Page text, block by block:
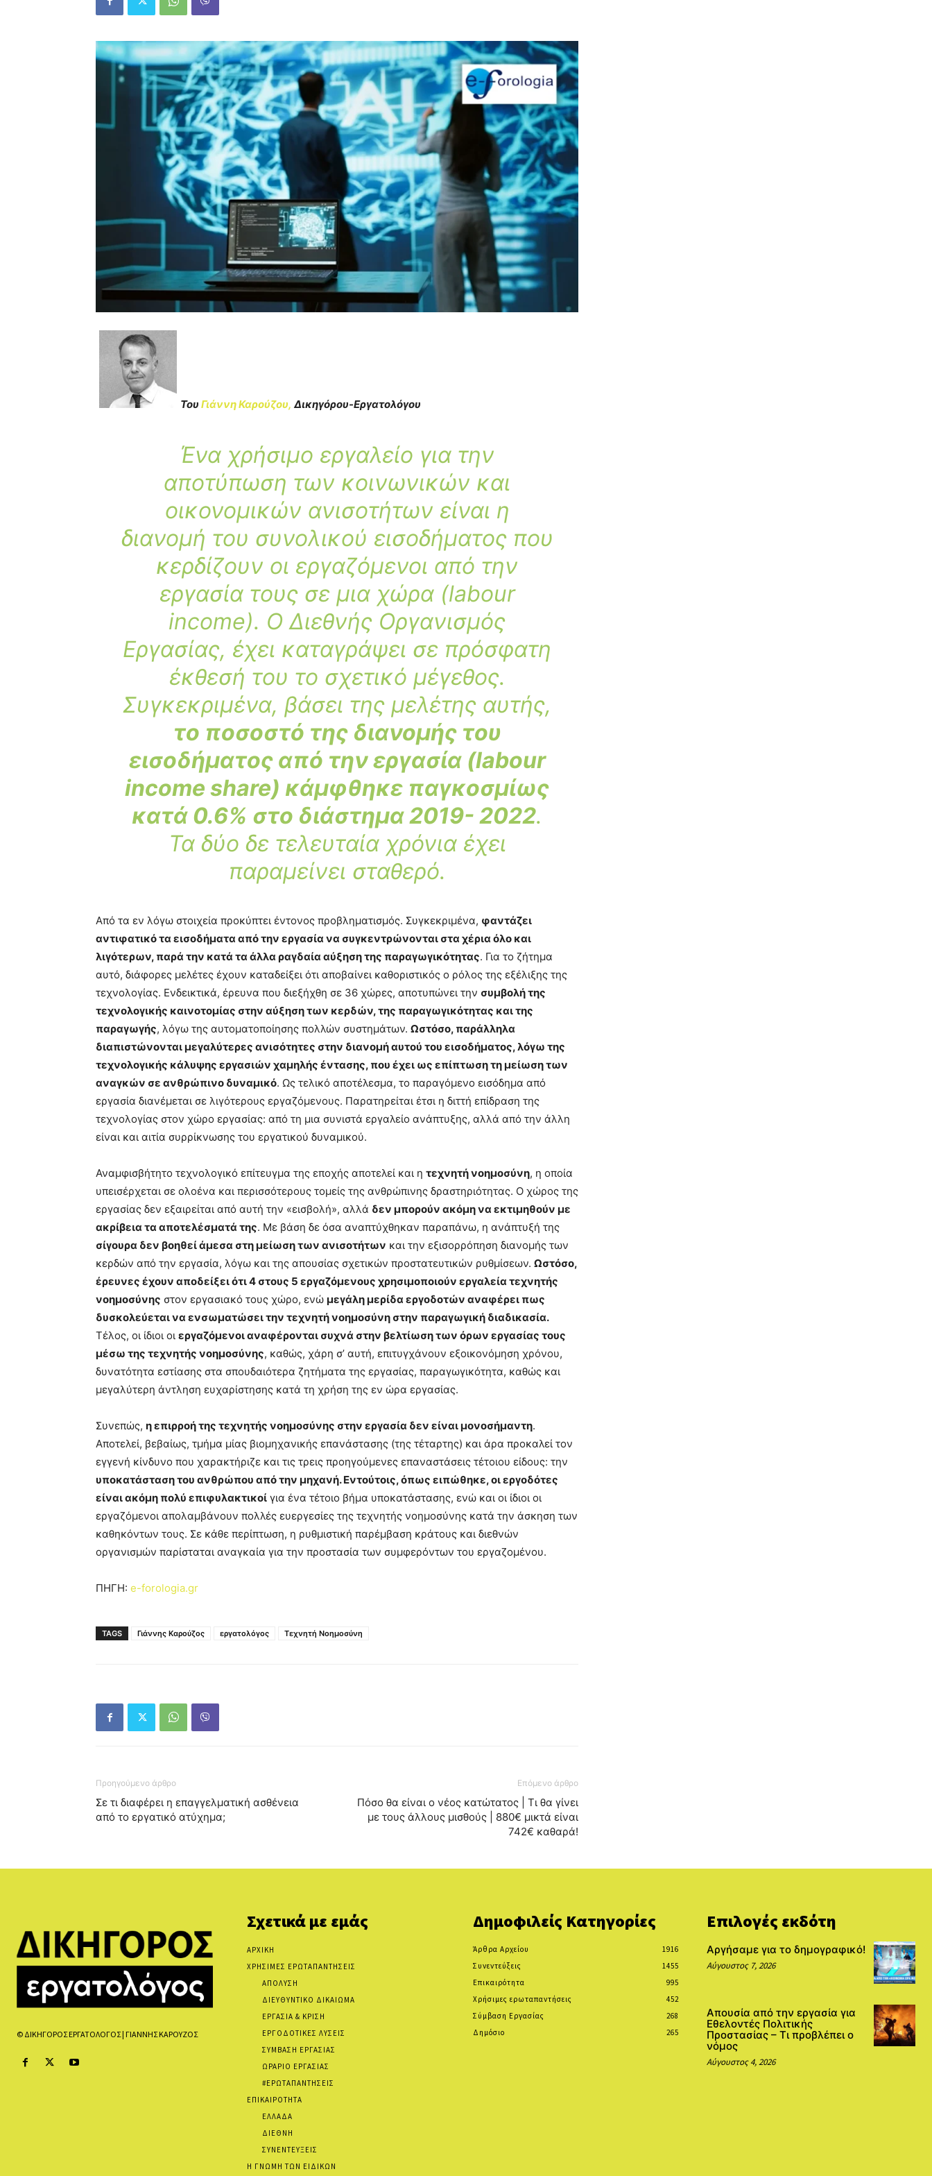
Του Γιάννη Καρούζου, Δικηγόρου-Εργατολόγου
Ένα χρήσιμο εργαλείο για την
αποτύπωση των κοινωνικών και
οικονομικών ανισοτήτων είναι η
διανομή του συνολικού εισοδήματος που
κερδίζουν οι εργαζόμενοι από την
εργασία τους σε μια χώρα (labour
income). Ο Διεθνής Οργανισμός
Εργασίας, έχει καταγράψει σε πρόσφατη
έκθεσή του το σχετικό μέγεθος.
Συγκεκριμένα, βάσει της μελέτης αυτής,
το ποσοστό της διανομής του
εισοδήματος από την εργασία (labour
income share) κάμφθηκε παγκοσμίως
κατά 0.6% στο διάστημα 2019- 2022.
Τα δύο δε τελευταία χρόνια έχει
παραμείνει σταθερό.
Από τα εν λόγω στοιχεία προκύπτει έντονος προβληματισμός. Συγκεκριμένα, φαντάζει
αντιφατικό τα εισοδήματα από την εργασία να συγκεντρώνονται στα χέρια όλο και
λιγότερων, παρά την κατά τα άλλα ραγδαία αύξηση της παραγωγικότητας. Για το ζήτημα
αυτό, διάφορες μελέτες έχουν καταδείξει ότι αποβαίνει καθοριστικός ο ρόλος της εξέλιξης της
τεχνολογίας. Ενδεικτικά, έρευνα που διεξήχθη σε 36 χώρες, αποτυπώνει την συμβολή της
τεχνολογικής καινοτομίας στην αύξηση των κερδών, της παραγωγικότητας και της
παραγωγής, λόγω της αυτοματοποίησης πολλών συστημάτων. Ωστόσο, παράλληλα
διαπιστώνονται μεγαλύτερες ανισότητες στην διανομή αυτού του εισοδήματος, λόγω της
τεχνολογικής κάλυψης εργασιών χαμηλής έντασης, που έχει ως επίπτωση τη μείωση των
αναγκών σε ανθρώπινο δυναμικό. Ως τελικό αποτέλεσμα, το παραγόμενο εισόδημα από
εργασία διανέμεται σε λιγότερους εργαζόμενους. Παρατηρείται έτσι η διττή επίδραση της
τεχνολογίας στον χώρο εργασίας: από τη μια συνιστά εργαλείο ανάπτυξης, αλλά από την άλλη
είναι και αιτία συρρίκνωσης του εργατικού δυναμικού.
Αναμφισβήτητο τεχνολογικό επίτευγμα της εποχής αποτελεί και η τεχνητή νοημοσύνη, η οποία
υπεισέρχεται σε ολοένα και περισσότερους τομείς της ανθρώπινης δραστηριότητας. Ο χώρος της
εργασίας δεν εξαιρείται από αυτή την «εισβολή», αλλά δεν μπορούν ακόμη να εκτιμηθούν με
ακρίβεια τα αποτελέσματά της. Με βάση δε όσα αναπτύχθηκαν παραπάνω, η ανάπτυξή της
σίγουρα δεν βοηθεί άμεσα στη μείωση των ανισοτήτων και την εξισορρόπηση διανομής των
κερδών από την εργασία, λόγω και της απουσίας σχετικών προστατευτικών ρυθμίσεων. Ωστόσο,
έρευνες έχουν αποδείξει ότι 4 στους 5 εργαζόμενους χρησιμοποιούν εργαλεία τεχνητής
νοημοσύνης στον εργασιακό τους χώρο, ενώ μεγάλη μερίδα εργοδοτών αναφέρει πως
δυσκολεύεται να ενσωματώσει την τεχνητή νοημοσύνη στην παραγωγική διαδικασία.
Τέλος, οι ίδιοι οι εργαζόμενοι αναφέρονται συχνά στην βελτίωση των όρων εργασίας τους
μέσω της τεχνητής νοημοσύνης, καθώς, χάρη σ’ αυτή, επιτυγχάνουν εξοικονόμηση χρόνου,
δυνατότητα εστίασης στα σπουδαιότερα ζητήματα της εργασίας, παραγωγικότητα, καθώς και
μεγαλύτερη άντληση ευχαρίστησης κατά τη χρήση της εν ώρα εργασίας.
Συνεπώς, η επιρροή της τεχνητής νοημοσύνης στην εργασία δεν είναι μονοσήμαντη.
Αποτελεί, βεβαίως, τμήμα μίας βιομηχανικής επανάστασης (της τέταρτης) και άρα προκαλεί τον
εγγενή κίνδυνο που χαρακτήριζε και τις τρεις προηγούμενες επαναστάσεις τέτοιου είδους: την
υποκατάσταση του ανθρώπου από την μηχανή. Εντούτοις, όπως ειπώθηκε, οι εργοδότες
είναι ακόμη πολύ επιφυλακτικοί για ένα τέτοιο βήμα υποκατάστασης, ενώ και οι ίδιοι οι
εργαζόμενοι απολαμβάνουν πολλές ευεργεσίες της τεχνητής νοημοσύνης κατά την άσκηση των
καθηκόντων τους. Σε κάθε περίπτωση, η ρυθμιστική παρέμβαση κράτους και διεθνών
οργανισμών παρίσταται αναγκαία για την προστασία των συμφερόντων του εργαζομένου.
ΠΗΓΗ: e-forologia.gr
TAGS Γιάννης Καρούζος εργατολόγος Τεχνητή Νοημοσύνη
Προηγούμενο άρθρο
Σε τι διαφέρει η επαγγελματική ασθένεια
από το εργατικό ατύχημα;
Επόμενο άρθρο
Πόσο θα είναι ο νέος κατώτατος | Τι θα γίνει
με τους άλλους μισθούς | 880€ μικτά είναι
742€ καθαρά!
© ΔΙΚΗΓΟΡΟΣ ΕΡΓΑΤΟΛΟΓΟΣ | ΓΙΑΝΝΗΣ ΚΑΡΟΥΖΟΣ
Σχετικά με εμάς
ΑΡΧΙΚΗ
ΧΡΗΣΙΜΕΣ ΕΡΩΤΑΠΑΝΤΗΣΕΙΣ
ΑΠΟΛΥΣΗ
ΔΙΕΥΘΥΝΤΙΚΟ ΔΙΚΑΙΩΜΑ
ΕΡΓΑΣΙΑ & ΚΡΙΣΗ
ΕΡΓΟΔΟΤΙΚΕΣ ΛΥΣΕΙΣ
ΣΥΜΒΑΣΗ ΕΡΓΑΣΙΑΣ
ΩΡΑΡΙΟ ΕΡΓΑΣΙΑΣ
#ΕΡΩΤΑΠΑΝΤΗΣΕΙΣ
ΕΠΙΚΑΙΡΟΤΗΤΑ
ΕΛΛΑΔΑ
ΔΙΕΘΝΗ
ΣΥΝΕΝΤΕΥΞΕΙΣ
Η ΓΝΩΜΗ ΤΩΝ ΕΙΔΙΚΩΝ
Δημοφιλείς Κατηγορίες
Άρθρα Αρχείου
1916
Συνεντεύξεις
1455
Επικαιρότητα
995
Χρήσιμες ερωταπαντήσεις
452
Σύμβαση Εργασίας
268
Δημόσιο
265
Επιλογές εκδότη
Αργήσαμε για το δημογραφικό!
Αύγουστος 7, 2026
Απουσία από την εργασία για
Εθελοντές Πολιτικής
Προστασίας – Τι προβλέπει ο
νόμος
Αύγουστος 4, 2026